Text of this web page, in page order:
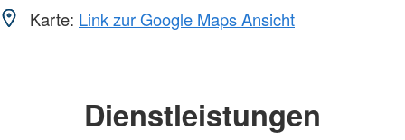
Karte: Link zur Google Maps Ansicht
Dienstleistungen